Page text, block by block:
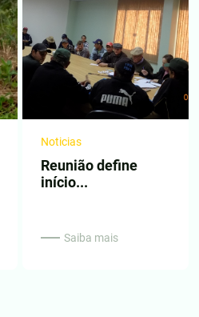
Noticias
Reunião define
início...
Saiba mais